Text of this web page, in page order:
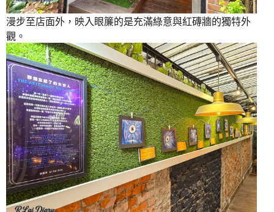
漫步至店面外，映入眼簾的是充滿綠意與紅磚牆的獨特外
觀。